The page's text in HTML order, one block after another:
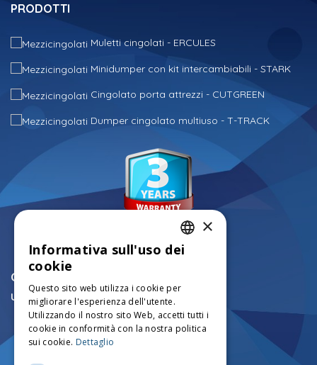
PRODOTTI
Muletti cingolati - ERCULES
Minidumper con kit intercambiabili - STARK
Cingolato porta attrezzi - CUTGREEN
Dumper cingolato multiuso - T-TRACK
CONTATTI
Ufficio tecnico mezzi cingolati:
+39.0456750126
info@mezzicingolati.com
Via Volta N°24 - 37026
ITALIAN
GERMAN
×
Informativa sull'uso dei
cookie
Questo sito web utilizza i cookie per
migliorare l'esperienza dell'utente.
Utilizzando il nostro sito Web, accetti tutti i
cookie in conformità con la nostra politica
sui cookie. Dettaglio